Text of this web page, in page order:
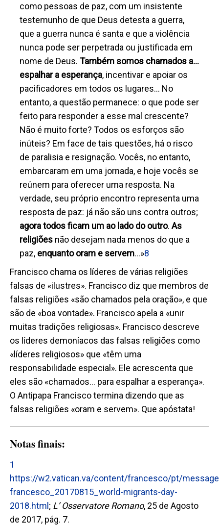
como pessoas de paz, com um insistente
testemunho de que Deus detesta a guerra,
que a guerra nunca é santa e que a violência
nunca pode ser perpetrada ou justificada em
nome de Deus.Também somos chamados a…
espalhar a esperança, incentivar e apoiar os
pacificadores em todos os lugares… No
entanto, a questão permanece: o que pode ser
feito para responder a esse mal crescente?
Não é muito forte? Todos os esforços são
inúteis? Em face de tais questões, há o risco
de paralisia e resignação. Vocês, no entanto,
embarcaram em uma jornada, e hoje vocês se
reúnem para oferecer uma resposta. Na
verdade, seu próprio encontro representa uma
resposta de paz: já não são uns contra outros;
agora todos ficam um ao lado do outro.As
religiões não desejam nada menos do que a
paz, enquanto oram e servem…»8
Francisco chama os líderes de várias religiões
falsas de «ilustres». Francisco diz que membros de
falsas religiões «são chamados pela oração», e que
são de «boa vontade». Francisco apela a «unir
muitas tradições religiosas». Francisco descreve
os líderes demoníacos das falsas religiões como
«líderes religiosos» que «têm uma
responsabilidade especial». Ele acrescenta que
eles são «chamados… para espalhar a esperança».
O Antipapa Francisco termina dizendo que as
falsas religiões «oram e servem». Que apóstata!
Notas finais:
1
https://w2.vatican.va/content/francesco/pt/
francesco_20170815_world-migrants-day-
2018.html; L’ Osservatore Romano, 25 de Agosto
de 2017, pág. 7.